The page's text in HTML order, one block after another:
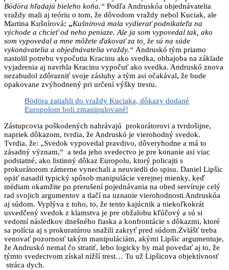
Bödöra hľadajú bieleho koňa.“ Podľa Andruskóa objednávatelia
vraždy mali aj teóriu o tom, že dôvodom vraždy nebol Kuciak, ale
Martina Kušnírová: „Kušnírová mala vydierať podnikateľa na
východe a chcieť od neho peniaze. Ale ja som vypovedal tak, ako
som vypovedal a mne môžete ďakovať za to, že sú na súde
vykonávatelia a objednávatelia vraždy.“ Andruskó tým priamo
nastolil potrebu vypočutia Kracinu ako svedka, obhajoba na základe
vyjadrenia aj navrhla Kracinu vypočuť ako svedka. Andruskó znova
nezabudol zdôrazniť svoje zásluhy a tým asi očakával, že bude
opakovane zvýhodnený pri určení výšky trestu.
Bödöra zatiahli do vraždy Kuciaka, dôkazy dodané
Europolom boli zmanipulované!
Zástupcovia poškodených nahrávajú prokurátorovi a tvrdošijne,
napriek dôkazom, tvrdia, že Andruskó je vierohodný svedok.
Tvrdia, že: „Svedok vypovedal pravdivo, dôveryhodne a má to
zásadný význam,“ a teda jeho svedectvo je pre konanie asi viac
podstatné, ako listinný dôkaz Europolu, ktorý policajti s
prokurátorom zámerne vynechali a neuviedli do spisu. Daniel Lipšic
opäť nasadil typický spôsob manipulácie verejnej mienky, keď
médiam okamžite po prerušení pojednávania na obed servíruje celý
rad svojich argumentov a tlačí na uznanie vierohodnosti Andruskóa
aj súdom. Vyplýva z toho, to, že tento kajúcnik a niekoľkokrát
usvedčený svedok z klamstva je pre obžalobu kľúčový a sú si
vedomí následkov dnešného fiaska a konfrontácie s dôkazmi, ktoré
sa polícia aj s prokuratúrou snažili zakryť pred súdom.Zvlášť treba
venovať pozornosť takým manipuláciám, akými Lipšic argumentuje,
že Andruskó nemal čo stratiť, lebo logicky by mal povedať aj to, že
týmto svedectvom získal nižší trest… Tu už Lipšicova objektívnosť
stráca dych.